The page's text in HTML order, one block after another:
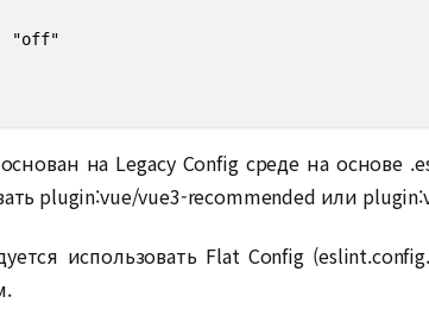
"off"
на Legacy Config среде на основе
plugin:vue/vue3-recommended или
использовать Flat Config